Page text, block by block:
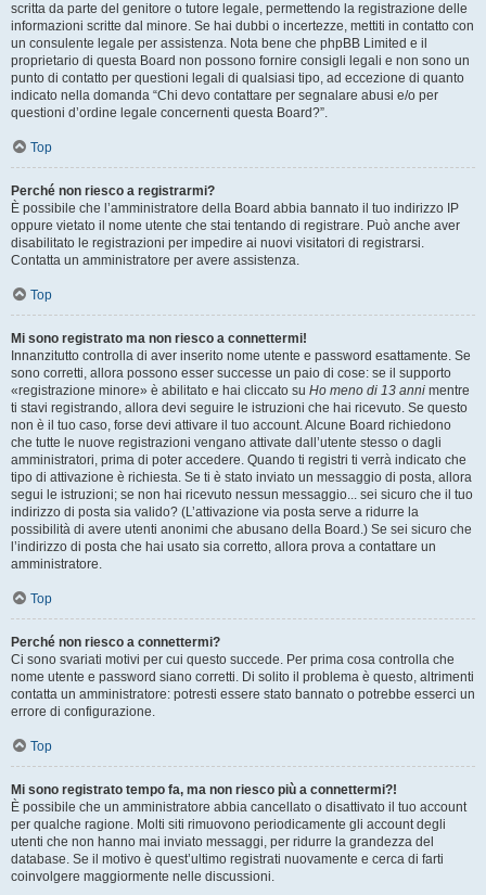
scritta da parte del genitore o tutore legale, permettendo la registrazione delle
informazioni scritte dal minore. Se hai dubbi o incertezze, mettiti in contatto con
un consulente legale per assistenza. Nota bene che phpBB Limited e il
proprietario di questa Board non possono fornire consigli legali e non sono un
punto di contatto per questioni legali di qualsiasi tipo, ad eccezione di quanto
indicato nella domanda “Chi devo contattare per segnalare abusi e/o per
questioni d’ordine legale concernenti questa Board?”.
Top
Perché non riesco a registrarmi?
È possibile che l’amministratore della Board abbia bannato il tuo indirizzo IP
oppure vietato il nome utente che stai tentando di registrare. Può anche aver
disabilitato le registrazioni per impedire ai nuovi visitatori di registrarsi.
Contatta un amministratore per avere assistenza.
Top
Mi sono registrato ma non riesco a connettermi!
Innanzitutto controlla di aver inserito nome utente e password esattamente. Se
sono corretti, allora possono esser successe un paio di cose: se il supporto
«registrazione minore» è abilitato e hai cliccato su Ho meno di 13 anni mentre
ti stavi registrando, allora devi seguire le istruzioni che hai ricevuto. Se questo
non è il tuo caso, forse devi attivare il tuo account. Alcune Board richiedono
che tutte le nuove registrazioni vengano attivate dall’utente stesso o dagli
amministratori, prima di poter accedere. Quando ti registri ti verrà indicato che
tipo di attivazione è richiesta. Se ti è stato inviato un messaggio di posta, allora
segui le istruzioni; se non hai ricevuto nessun messaggio... sei sicuro che il tuo
indirizzo di posta sia valido? (L’attivazione via posta serve a ridurre la
possibilità di avere utenti anonimi che abusano della Board.) Se sei sicuro che
l’indirizzo di posta che hai usato sia corretto, allora prova a contattare un
amministratore.
Top
Perché non riesco a connettermi?
Ci sono svariati motivi per cui questo succede. Per prima cosa controlla che
nome utente e password siano corretti. Di solito il problema è questo, altrimenti
contatta un amministratore: potresti essere stato bannato o potrebbe esserci un
errore di configurazione.
Top
Mi sono registrato tempo fa, ma non riesco più a connettermi?!
È possibile che un amministratore abbia cancellato o disattivato il tuo account
per qualche ragione. Molti siti rimuovono periodicamente gli account degli
utenti che non hanno mai inviato messaggi, per ridurre la grandezza del
database. Se il motivo è quest’ultimo registrati nuovamente e cerca di farti
coinvolgere maggiormente nelle discussioni.